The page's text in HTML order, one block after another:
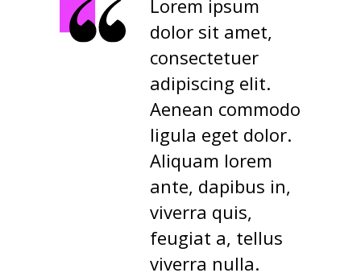
Lorem ipsum
dolor sit amet,
consectetuer
adipiscing elit.
Aenean commodo
ligula eget dolor.
Aliquam lorem
ante, dapibus in,
viverra quis,
feugiat a, tellus
viverra nulla.